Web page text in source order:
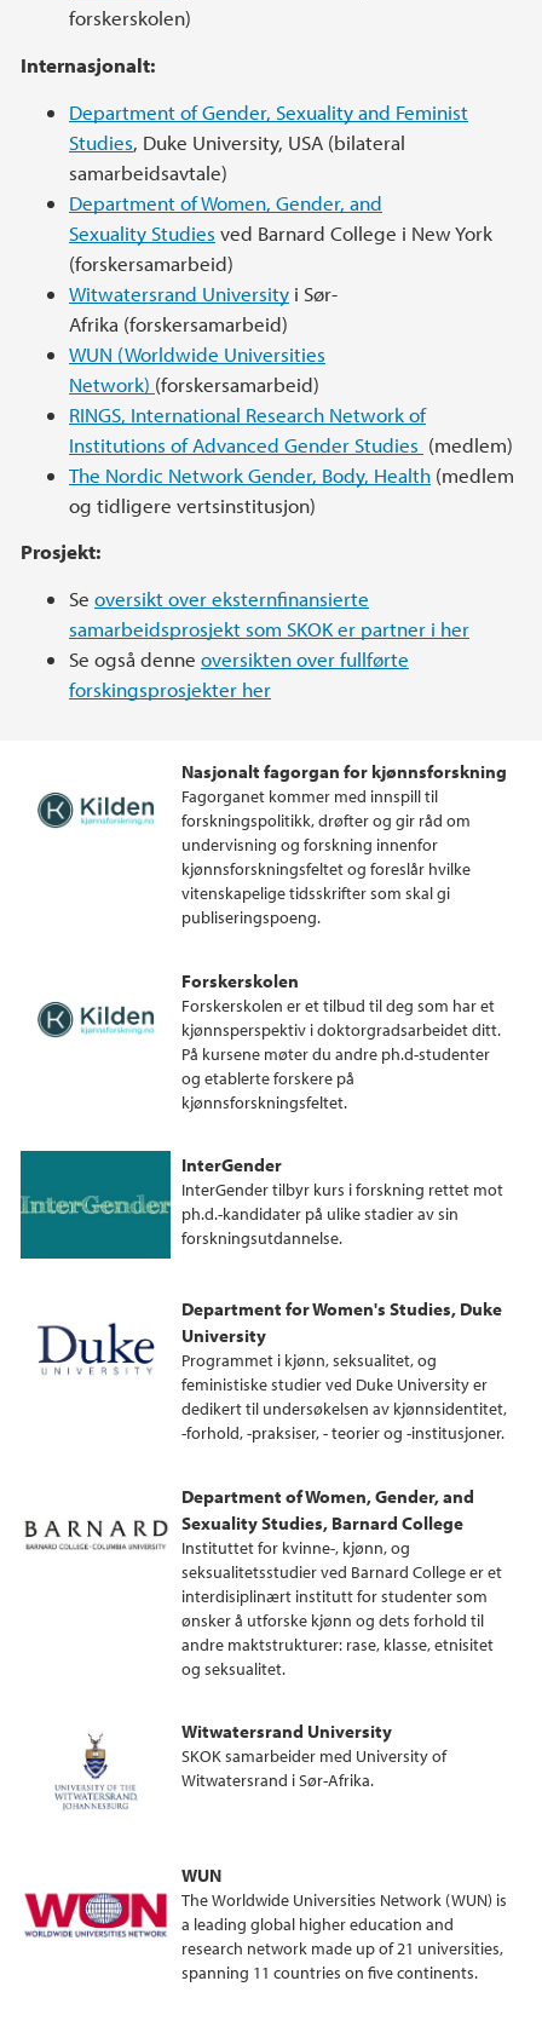
forskerskolen)
Internasjonalt:
Department of Gender, Sexuality and Feminist
Studies, Duke University, USA (bilateral
samarbeidsavtale)
Department of Women, Gender, and
Sexuality Studies ved Barnard College i New York
(forskersamarbeid)
Witwatersrand University i Sør-
Afrika (forskersamarbeid)
WUN (Worldwide Universities
Network) (forskersamarbeid)
RINGS, International Research Network of
Institutions of Advanced Gender Studies (medlem)
The Nordic Network Gender, Body, Health (medlem
og tidligere vertsinstitusjon)
Prosjekt:
Se oversikt over eksternfinansierte
samarbeidsprosjekt som SKOK er partner i her
Se også denne oversikten over fullførte
forskingsprosjekter her
Nasjonalt fagorgan for kjønnsforskning
Fagorganet kommer med innspill til
forskningspolitikk, drøfter og gir råd om
undervisning og forskning innenfor
kjønnsforskningsfeltet og foreslår hvilke
vitenskapelige tidsskrifter som skal gi
publiseringspoeng.
Forskerskolen
Forskerskolen er et tilbud til deg som har et
kjønnsperspektiv i doktorgradsarbeidet ditt.
På kursene møter du andre ph.d-studenter
og etablerte forskere på
kjønnsforskningsfeltet.
InterGender
InterGender tilbyr kurs i forskning rettet mot
ph.d.-kandidater på ulike stadier av sin
forskningsutdannelse.
Department for Women's Studies, Duke
University
Programmet i kjønn, seksualitet, og
feministiske studier ved Duke University er
dedikert til undersøkelsen av kjønnsidentitet,
-forhold, -praksiser, - teorier og -institusjoner.
Department of Women, Gender, and
Sexuality Studies, Barnard College
Instituttet for kvinne-, kjønn, og
seksualitetsstudier ved Barnard College er et
interdisiplinært institutt for studenter som
ønsker å utforske kjønn og dets forhold til
andre maktstrukturer: rase, klasse, etnisitet
og seksualitet.
Witwatersrand University
SKOK samarbeider med University of
Witwatersrand i Sør-Afrika.
WUN
The Worldwide Universities Network (WUN) is
a leading global higher education and
research network made up of 21 universities,
spanning 11 countries on five continents.